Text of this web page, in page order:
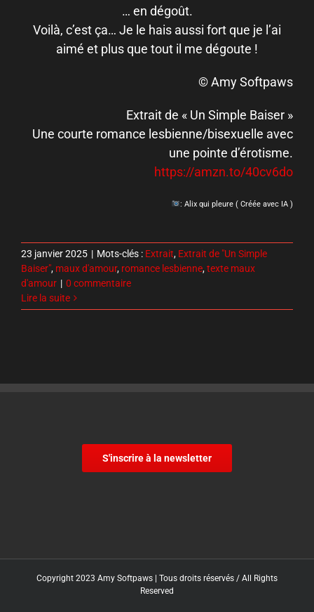
… en dégoût.
Voilà, c’est ça… Je le hais aussi fort que je l’ai
aimé et plus que tout il me dégoute !
© Amy Softpaws
Extrait de « Un Simple Baiser »
Une courte romance lesbienne/bisexuelle avec
une pointe d’érotisme.
https://amzn.to/40cv6do
: Alix qui pleure ( Créée avec IA )
23 janvier 2025 | Mots-clés : Extrait, Extrait de "Un Simple
Baiser", maux d'amour, romance lesbienne,texte maux
d'amour | 0 commentaire
Lire la suite
S'inscrire à la newsletter
Copyright 2023 Amy Softpaws | Tous droits réservés / All Rights
Reserved